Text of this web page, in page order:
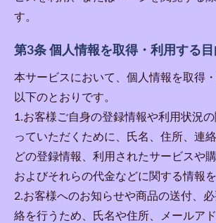
す。
第3条 個人情報を取得・利用する目
本サービスにおいて、個人情報を取得
以下のとおりです。
1.お客様ご自身の登録情報や利用状況
っていただくために、氏名、住所、連
どの登録情報、利用されたサービスや
およびそれらの代金などに関する情報
2.お客様へのお知らせや商品の送付、
絡を行うため、氏名や住所、メールア